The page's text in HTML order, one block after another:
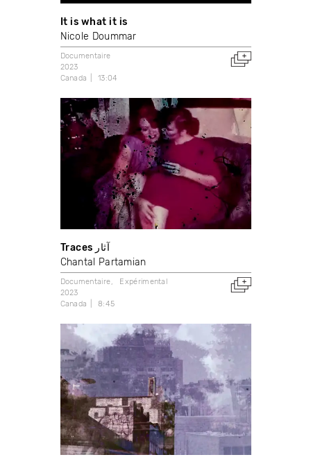
It is what it is
Nicole Doummar
Documentaire
2023
Canada
13:04
Traces آثار
Chantal Partamian
Documentaire
Expérimental
2023
Canada
8:45